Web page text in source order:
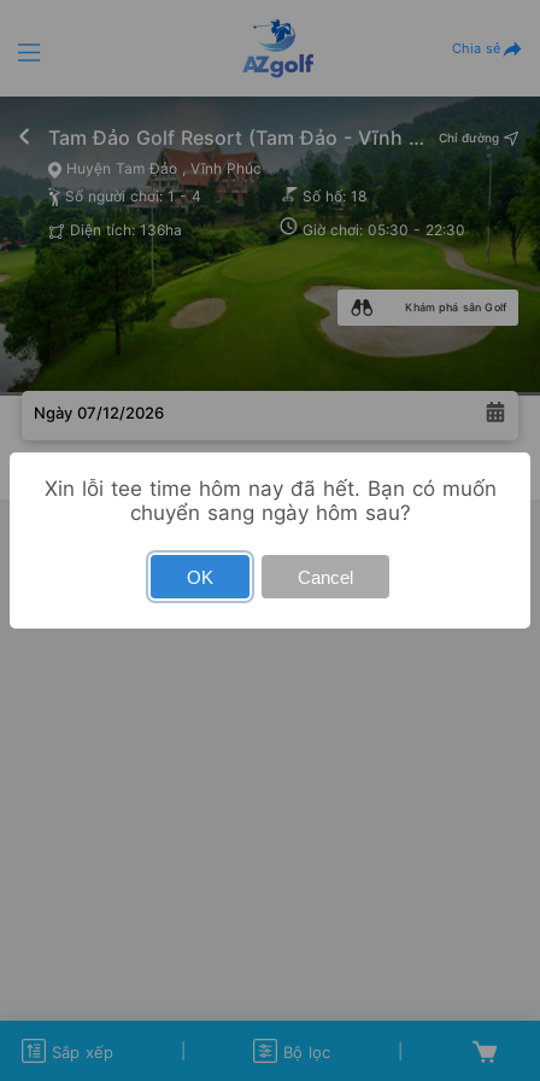
Chia sẻ
Tam Đảo Golf Resort (Tam Đảo - Vĩnh Phúc)
Huyện Tam Đảo , Vĩnh Phúc
Số người chơi: 1 - 4
Số hố: 18
Diện tích: 136ha
Giờ chơi: 05:30 - 22:30
Chỉ đường
Khám phá sân Golf
Ngày 07/12/2026
Sắp xếp Bộ lọc
Xin lỗi tee time hôm nay đã hết. Bạn có muốn
chuyển sang ngày hôm sau?
OK Cancel